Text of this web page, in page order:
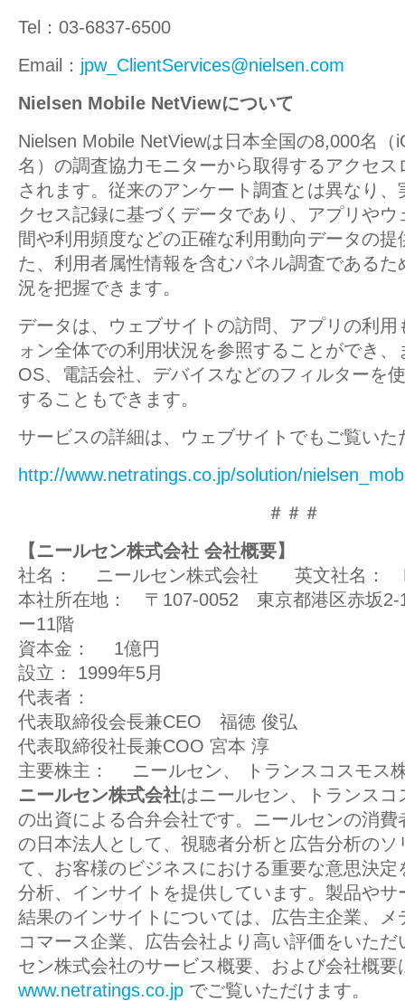
Tel：03-6837-6500
Email： jpw_ClientServices@nielsen.com
Nielsen Mobile NetViewについて
Nielsen Mobile NetViewは日本全国の8,000名（
名）の調査協力モニターから取得するアクセス
されます。従来のアンケート調査とは異なり
クセス記録に基づくデータであり、アプリや
間や利用頻度などの正確な利用動向データの提
た、利用者属性情報を含むパネル調査である
況を把握できます。
データは、ウェブサイトの訪問、アプリの利
ォン全体での利用状況を参照することができ
OS、電話会社、デバイスなどのフィルターを
することもできます。
サービスの詳細は、ウェブサイトでもご覧いた
http://www.netratings.co.jp/solution/
＃＃＃
【ニールセン株式会社 会社概要】
社名：
ニールセン株式会社 英文社名：
本社所在地： 〒107-0052 東京都港区赤坂
ー11階
資本金：
1億円
設立：
1999年5月
代表者：
代表取締役会長兼CEO 福徳 俊弘
代表取締役社長兼COO 宮本 淳
主要株主：
ニールセン、 トランスコスモ
ニールセン株式会社はニールセン、トランス
の出資による合弁会社です。ニールセンの消費
の日本法人として、視聴者分析と広告分析のソ
て、お客様のビジネスにおける重要な意思決
分析、インサイトを提供しています。製品やサ
結果のインサイトについては、広告主企業、メ
コマース企業、広告会社より高い評価をいた
セン株式会社のサービス概要、および会社概要
www.netratings.co.jp でご覧いただけます。